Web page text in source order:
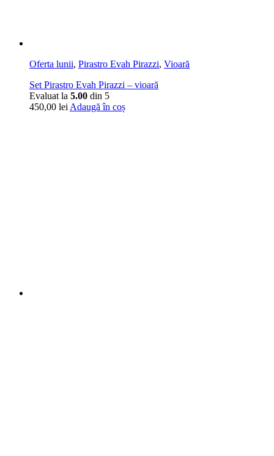
Oferta lunii, Pirastro Evah Pirazzi, Vioară
Set Pirastro Evah Pirazzi – vioară
Evaluat la 5.00 din 5
450,00 lei Adaugă în coș